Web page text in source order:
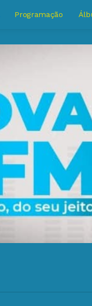
Programação